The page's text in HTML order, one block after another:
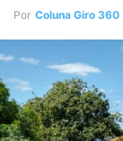
Por Coluna Giro 360